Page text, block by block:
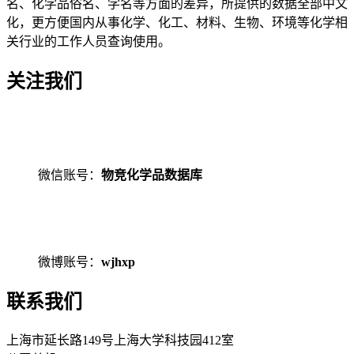
名、化学品俗名、学名等方面的差异，所提供的数据全部中文
化，更方便国内从事化学、化工、材料、生物、环境等化学相
关行业的工作人员查询使用。
关注我们
微信账号： 物竞化学品数据库
微博账号： wjhxp
联系我们
上海市延长路149号上海大学科技园412室